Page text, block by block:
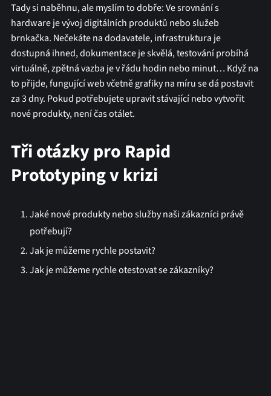
Tady si naběhnu, ale myslím to dobře: Ve srovnání s
hardware je vývoj digitálních produktů nebo služeb
brnkačka. Nečekáte na dodavatele, infrastruktura je
dostupná ihned, dokumentace je skvělá, testování probíhá
virtuálně, zpětná vazba je v řádu hodin nebo minut… Když na
to přijde, fungující web včetně grafiky na míru se dá postavit
za 3 dny. Pokud potřebujete upravit stávající nebo vytvořit
nové produkty, není čas otálet.
Tři otázky pro Rapid
Prototyping v krizi
Jaké nové produkty nebo služby naši zákazníci právě
potřebují?
Jak je můžeme rychle postavit?
Jak je můžeme rychle otestovat se zákazníky?